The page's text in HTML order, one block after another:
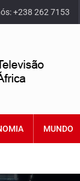
+238 262 7153
MUNDO